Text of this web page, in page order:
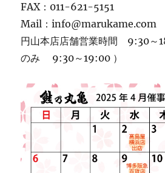
FAX：011-621-5151
Mail：info@marukame.com
円山本店店舗営業時間 9:30～
のみ 9:30～19:00 ）